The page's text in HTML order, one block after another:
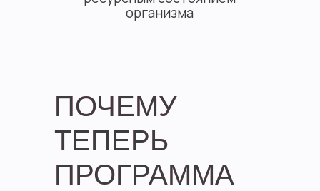
организма
ПОЧЕМУ
ТЕПЕРЬ
ПРОГРАММА